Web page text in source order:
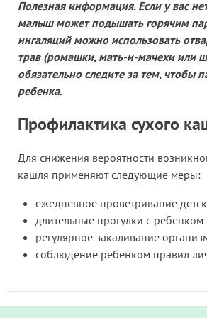
Полезная информация. Если у вас
малыш может подышать горячим
ингаляций можно использовать
трав (ромашки, мать-и-мачехи или
обязательно следите за тем, чтобы
ребенка.
Профилактика сухого
Для снижения вероятности
кашля применяют следующие меры:
ежедневное проветривание
длительные прогулки с
регулярное закаливание
соблюдение ребенком правил